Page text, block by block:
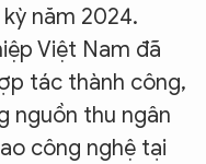
năm 2024.
Việt Nam đã
tác thành công,
nguồn thu ngân
công nghệ tại